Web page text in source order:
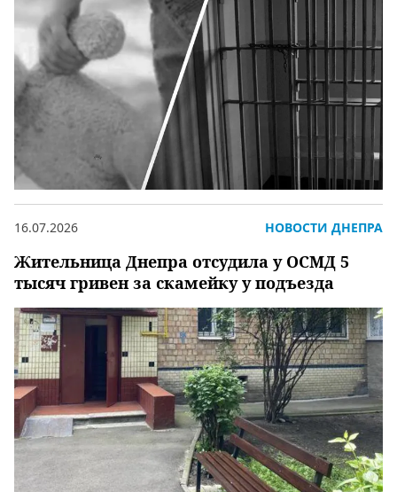
Жительница Днепра отсудила у ОСМД 5
тысяч гривен за скамейку у подъезда
16.07.2026 НОВОСТИ ДНЕПРА